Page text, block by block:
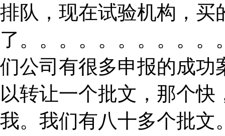
排队，现在试验机构，买
了。。。。。。。。。
们公司有很多申报的成功
以转让一个批文，那个
我。我们有八十多个批文